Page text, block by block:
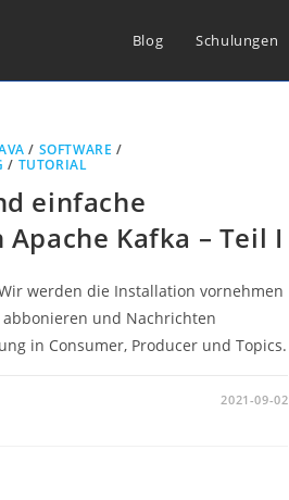
Blog Schulungen
/ SOFTWARE /
/ TUTORIAL
einfache
Kafka – Teil I
werden die Installation vornehmen
und Nachrichten
in Consumer, Producer und Topics.
2021-09-02